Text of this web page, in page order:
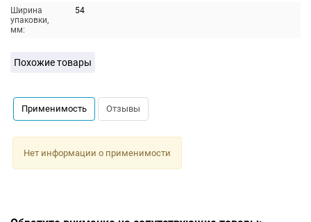
Ширина
упаковки,
мм:
54
Похожие товары
Применимость Отзывы
Нет информации о применимости